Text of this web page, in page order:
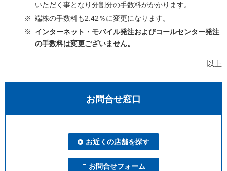
いただく事となり分割分の手数料がかかります。
端株の手数料も2.42％に変更になります。
インターネット・モバイル発注およびコールセンター発注
の手数料は変更ございません。
以上
お問合せ窓口
お近くの店舗を探す
お問合せフォーム